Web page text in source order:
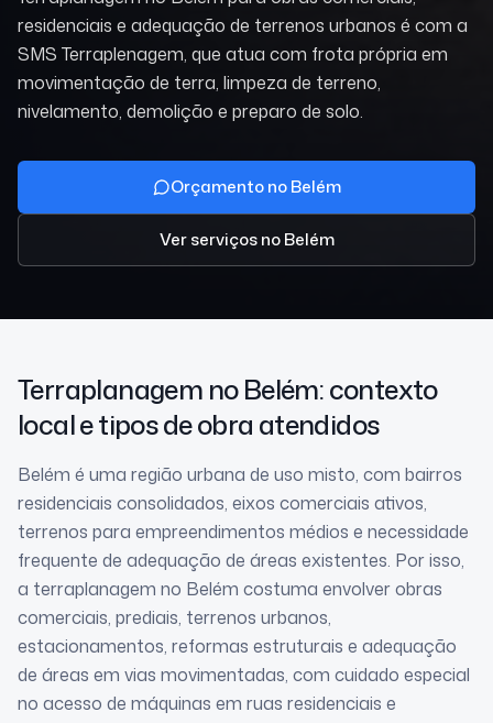
residenciais e adequação de terrenos urbanos é com a
SMS Terraplenagem, que atua com frota própria em
movimentação de terra, limpeza de terreno,
nivelamento, demolição e preparo de solo.
Orçamento no Belém
Ver serviçosno Belém
Terraplanagem no Belém: contexto
local e tipos de obra atendidos
Belém é uma região urbana de uso misto, com bairros
residenciais consolidados, eixos comerciais ativos,
terrenos para empreendimentos médios e necessidade
frequente de adequação de áreas existentes. Por isso,
a terraplanagem no Belém costuma envolver obras
comerciais, prediais, terrenos urbanos,
estacionamentos, reformas estruturais e adequação
de áreas em vias movimentadas, com cuidado especial
no acesso de máquinas em ruas residenciais e